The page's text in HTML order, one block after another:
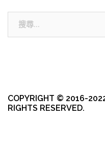
COPYRIGHT © 2016-
RIGHTS RESERVED.